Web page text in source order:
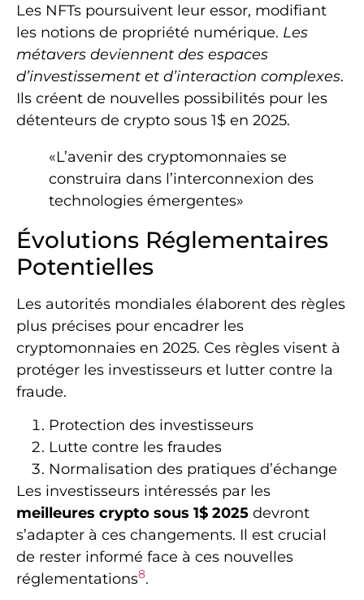
Les NFTs poursuivent leur essor, modifiant
les notions de propriété numérique. Les
métavers deviennent des espaces
d’investissement et d’interaction complexes.
Ils créent de nouvelles possibilités pour les
détenteurs de crypto sous 1$ en 2025.
«L’avenir des cryptomonnaies se
construira dans l’interconnexion des
technologies émergentes»
Évolutions Réglementaires
Potentielles
Les autorités mondiales élaborent des règles
plus précises pour encadrer les
cryptomonnaies en 2025. Ces règles visent à
protéger les investisseurs et lutter contre la
fraude.
Protection des investisseurs
Lutte contre les fraudes
Normalisation des pratiques d’échange
Les investisseurs intéressés par les
meilleures crypto sous 1$ 2025 devront
s’adapter à ces changements. Il est crucial
de rester informé face à ces nouvelles
réglementations8.